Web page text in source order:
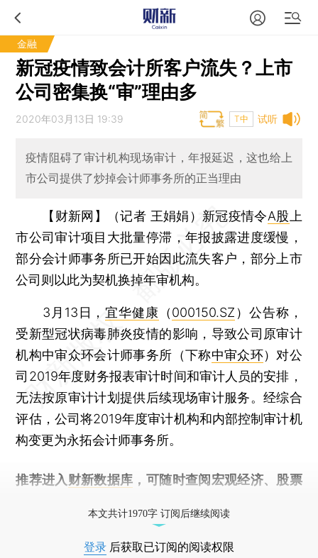
金融
新冠疫情致会计所客户流失？上市
公司密集换“审”理由多
试听
2020年03月13日 19:39 T中
疫情阻碍了审计机构现场审计，年报延迟，这也给上
市公司提供了炒掉会计师事务所的正当理由
【财新网】（记者 王娟娟） 新冠疫情令A股 上
市公司审计项目大批量停滞，年报披露进度缓慢，
部分会计师事务所已开始因此流失客户，部分上市
公司则以此为契机换掉年审机构。
3月13日， 宜华健康 （000150.SZ ）公告称，
受新型冠状病毒肺炎疫情的影响，导致公司原审计
机构中审众环会计师事务所（下称中审众环）对公
司2019年度财务报表审计时间和审计人员的安排，
无法按原审计计划提供后续现场审计服务。经综合
评估，公司将2019年度审计机构和内部控制审计机
构变更为永拓会计师事务所。
推荐进入 财新数据库 ，可随时查阅宏观经济、股票
本文共计1970字 订阅后继续阅读
登录 后获取已订阅的阅读权限